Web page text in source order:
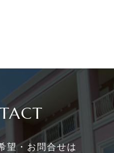
望・お問合せは